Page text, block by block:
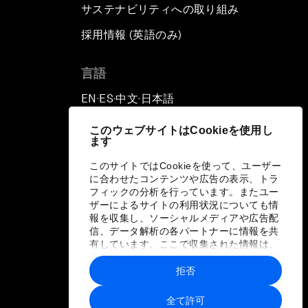
このウェブサイトはCookieを使用し
ます
このサイトではCookieを使って、ユーザー
に合わせたコンテンツや広告の表示、トラ
フィックの分析を行っています。またユー
ザーによるサイトの利用状況についても情
報を収集し、ソーシャルメディアや広告配
信、データ解析の各パートナーに情報を共
有しています。ここで収集された情報は、
ユーザーが各パートナーに提供した他の情
報や各パートナーのサービスを使用した際
に収集された情報と組み合わされ、各パー
トナーによって使用されることがありま
全て許可
拒否
サステナビリティへの取り組み
採用情報 (英語のみ)
言語
EN ▪ ES▪中文▪ 日本語